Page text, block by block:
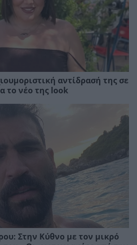
αντίδρασή της σε
το νέο της look
Στην Κύθνο με τον μικρό